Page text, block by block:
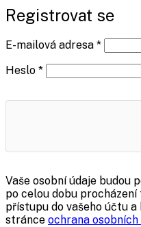
Registrovat se
E-mailová adresa *Povinné
Heslo *Povinné
Vaše osobní údaje budou
po celou dobu
přístupu do vašeho účtu
stránce ochrana osobních